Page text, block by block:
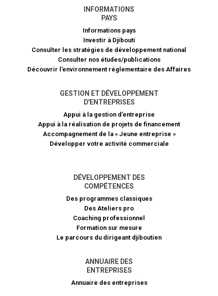
INFORMATIONS
PAYS
Informations pays
Investir à Djibouti
Consulter les stratégies de développement national
Consulter nos études/publications
Découvrir l’environnement réglementaire des Affaires
GESTION ET DÉVELOPPEMENT
D'ENTREPRISES
Appui à la gestion d’entreprise
Appui à la réalisation de projets de financement​
Accompagnement de la « Jeune entreprise »
Développer votre activité commerciale
DÉVELOPPEMENT DES
COMPÉTENCES
Des programmes classiques
Des Ateliers pro
Coaching professionnel
Formation sur mesure
Le parcours du dirigeant djiboutien
ANNUAIRE DES
ENTREPRISES
Annuaire des entreprises